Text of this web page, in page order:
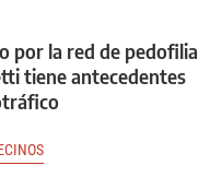
por la red de pedofilia
tiene antecedentes